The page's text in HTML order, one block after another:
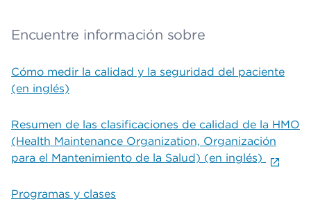
Encuentre información sobre
Cómo medir la calidad y la seguridad del paciente
(en inglés)
Resumen de las clasificaciones de calidad de la HMO
(Health Maintenance Organization, Organización
para el Mantenimiento de la Salud) (en inglés)
Programas y clases